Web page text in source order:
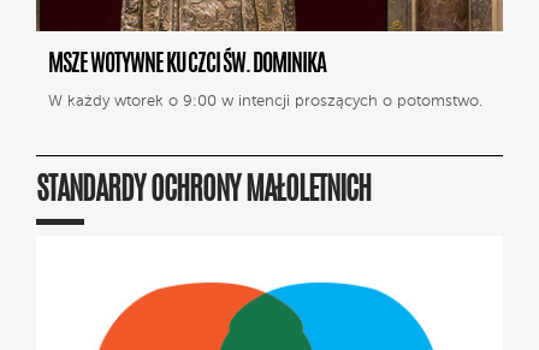
MSZE WOTYWNE KU CZCI ŚW. DOMINIKA
W każdy wtorek o 9:00 w intencji proszących o potomstwo.
STANDARDY OCHRONY MAŁOLETNICH